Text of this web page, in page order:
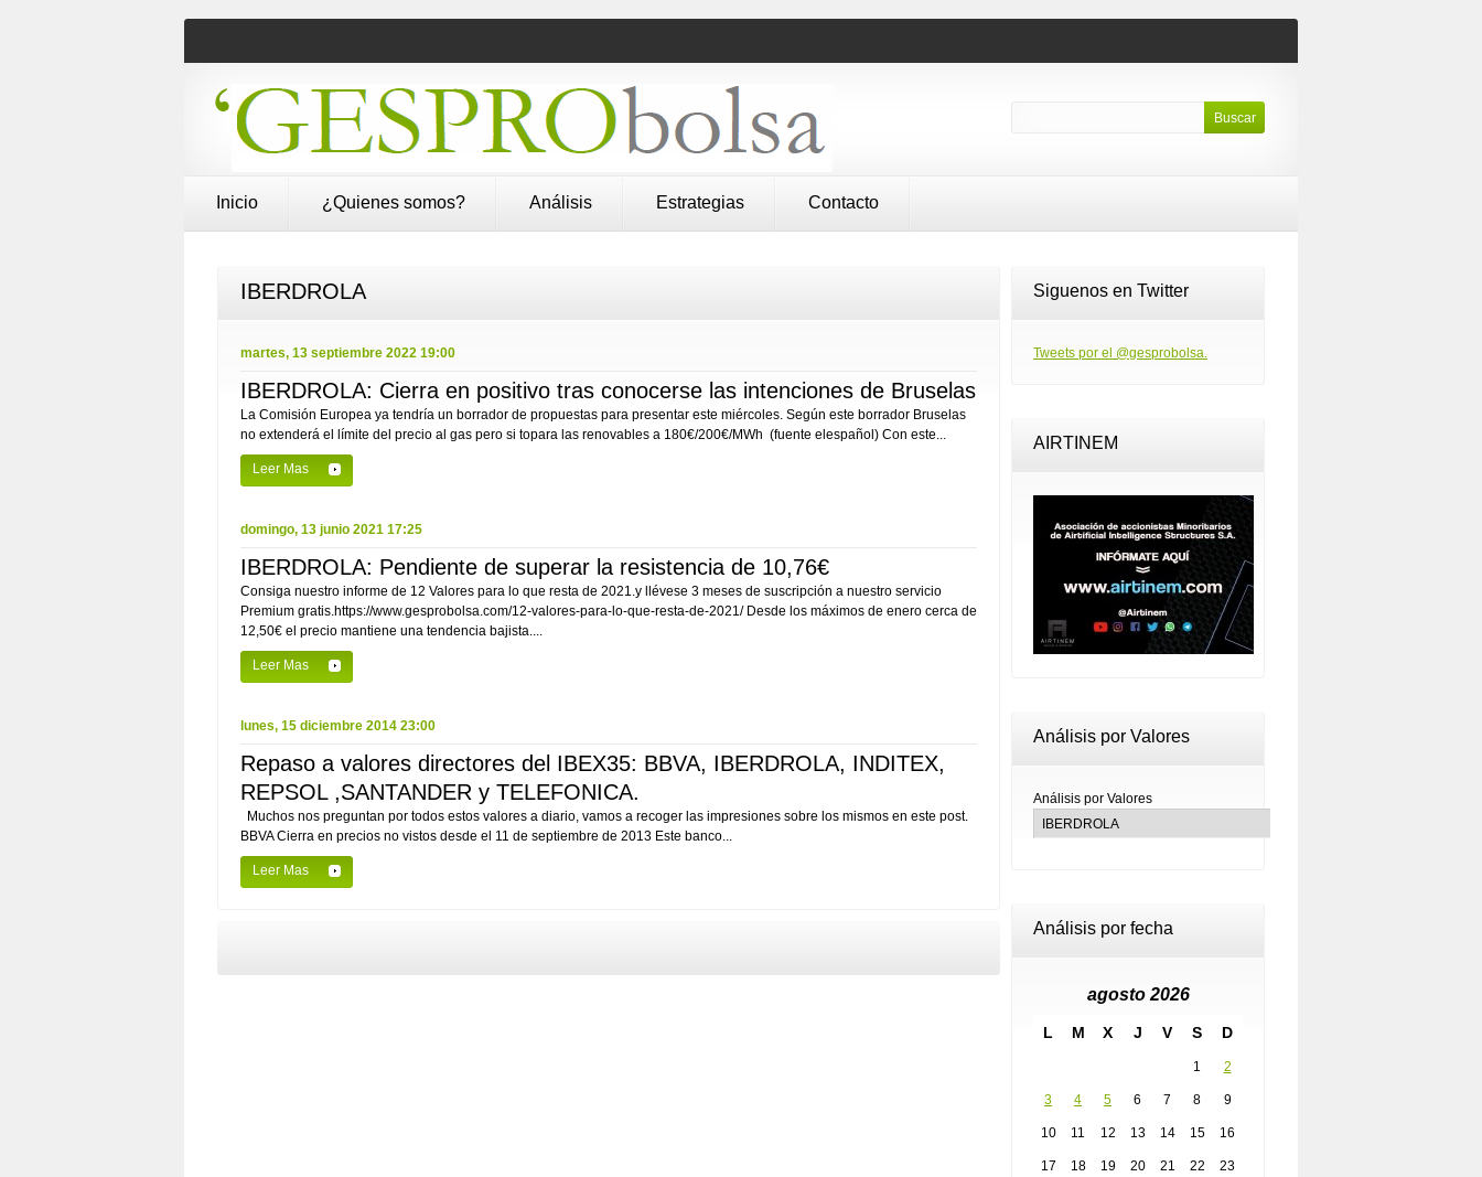
Inicio ¿Quienes somos? Análisis Estrategias Contacto
IBERDROLA
martes, 13 septiembre 2022 19:00
IBERDROLA: Cierra en positivo tras conocerse las intenciones de Bruselas
La Comisión Europea ya tendría un borrador de propuestas para presentar este miércoles. Según este borrador Bruselas
no extenderá el límite del precio al gas pero si topara las renovables a 180€/200€/MWh (fuente elespañol) Con este...
Leer Mas
domingo, 13 junio 2021 17:25
IBERDROLA: Pendiente de superar la resistencia de 10,76€
Consiga nuestro informe de 12 Valores para lo que resta de 2021.y llévese 3 meses de suscripción a nuestro servicio
Premium gratis.https://www.gesprobolsa.com/12-valores-para-lo-que-resta-de-2021/ Desde los máximos de enero cerca de
12,50€ el precio mantiene una tendencia bajista....
Leer Mas
lunes, 15 diciembre 2014 23:00
Repaso a valores directores del IBEX35: BBVA, IBERDROLA, INDITEX,
REPSOL ,SANTANDER y TELEFONICA.
Muchos nos preguntan por todos estos valores a diario, vamos a recoger las impresiones sobre los mismos en este post.
BBVA Cierra en precios no vistos desde el 11 de septiembre de 2013 Este banco...
Leer Mas
Siguenos en Twitter
Tweets por el @gesprobolsa.
AIRTINEM
Análisis por Valores
Análisis por Valores
Análisis por fecha
agosto 2026
L M X J V S D
1 2
3 4 5 6 7 8 9
10 11 12 13 14 15 16
17 18 19 20 21 22 23